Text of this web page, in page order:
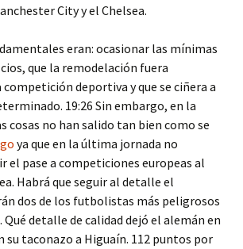
City y el Chelsea.
eran: ocasionar las mínimas
que la remodelación fuera
deportiva y que se ciñera a
19:26 Sin embargo, en la
cosas no han salido tan bien como se
ya que en la última jornada no
el pase a competiciones europeas al
Habrá que seguir al detalle el
dos de los futbolistas más peligrosos
Qué detalle de calidad dejó el alemán en
su taconazo a Higuaín. 112 puntos por